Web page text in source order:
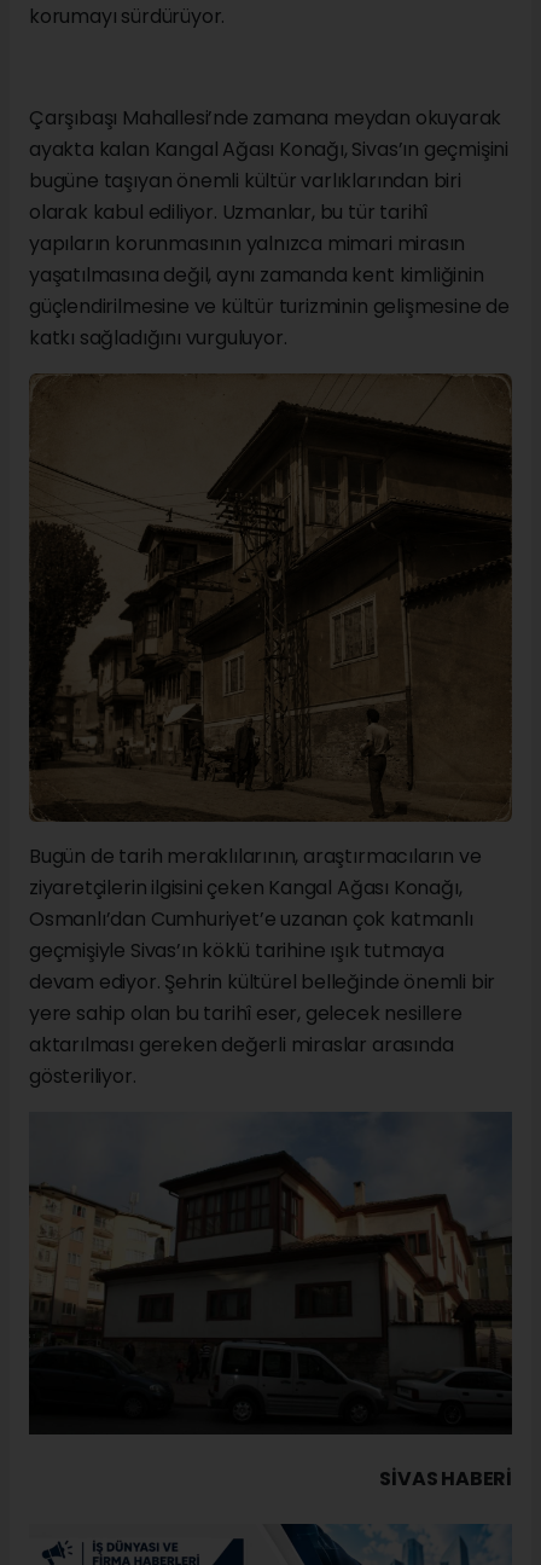
korumayı sürdürüyor.
Çarşıbaşı Mahallesi’nde zamana meydan okuyarak
ayakta kalan Kangal Ağası Konağı, Sivas’ın geçmişini
bugüne taşıyan önemli kültür varlıklarından biri
olarak kabul ediliyor. Uzmanlar, bu tür tarihî
yapıların korunmasının yalnızca mimari mirasın
yaşatılmasına değil, aynı zamanda kent kimliğinin
güçlendirilmesine ve kültür turizminin gelişmesine de
katkı sağladığını vurguluyor.
Bugün de tarih meraklılarının, araştırmacıların ve
ziyaretçilerin ilgisini çeken Kangal Ağası Konağı,
Osmanlı’dan Cumhuriyet’e uzanan çok katmanlı
geçmişiyle Sivas’ın köklü tarihine ışık tutmaya
devam ediyor. Şehrin kültürel belleğinde önemli bir
yere sahip olan bu tarihî eser, gelecek nesillere
aktarılması gereken değerli miraslar arasında
gösteriliyor.
SIVAS HABERİ